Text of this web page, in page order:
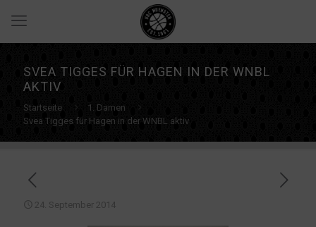
SVEA TIGGES FÜR HAGEN IN DER WNBL
AKTIV
Startseite
1. Damen
Svea Tigges für Hagen in der WNBL aktiv
24. September 2014